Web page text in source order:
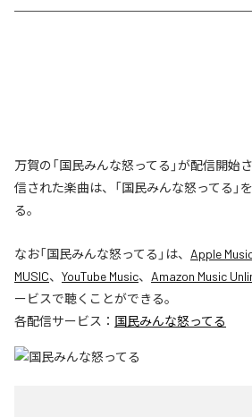
万賀の「国民みんな怒ってる」が配信開始
信された楽曲は、「国民みんな怒ってる」
る。
なお「国民みんな怒ってる 」は、 Apple
MUSIC、 YouTube Music、 Amazon Music
ービスで聴くことができる。
各配信サービス： 国民みんな怒ってる